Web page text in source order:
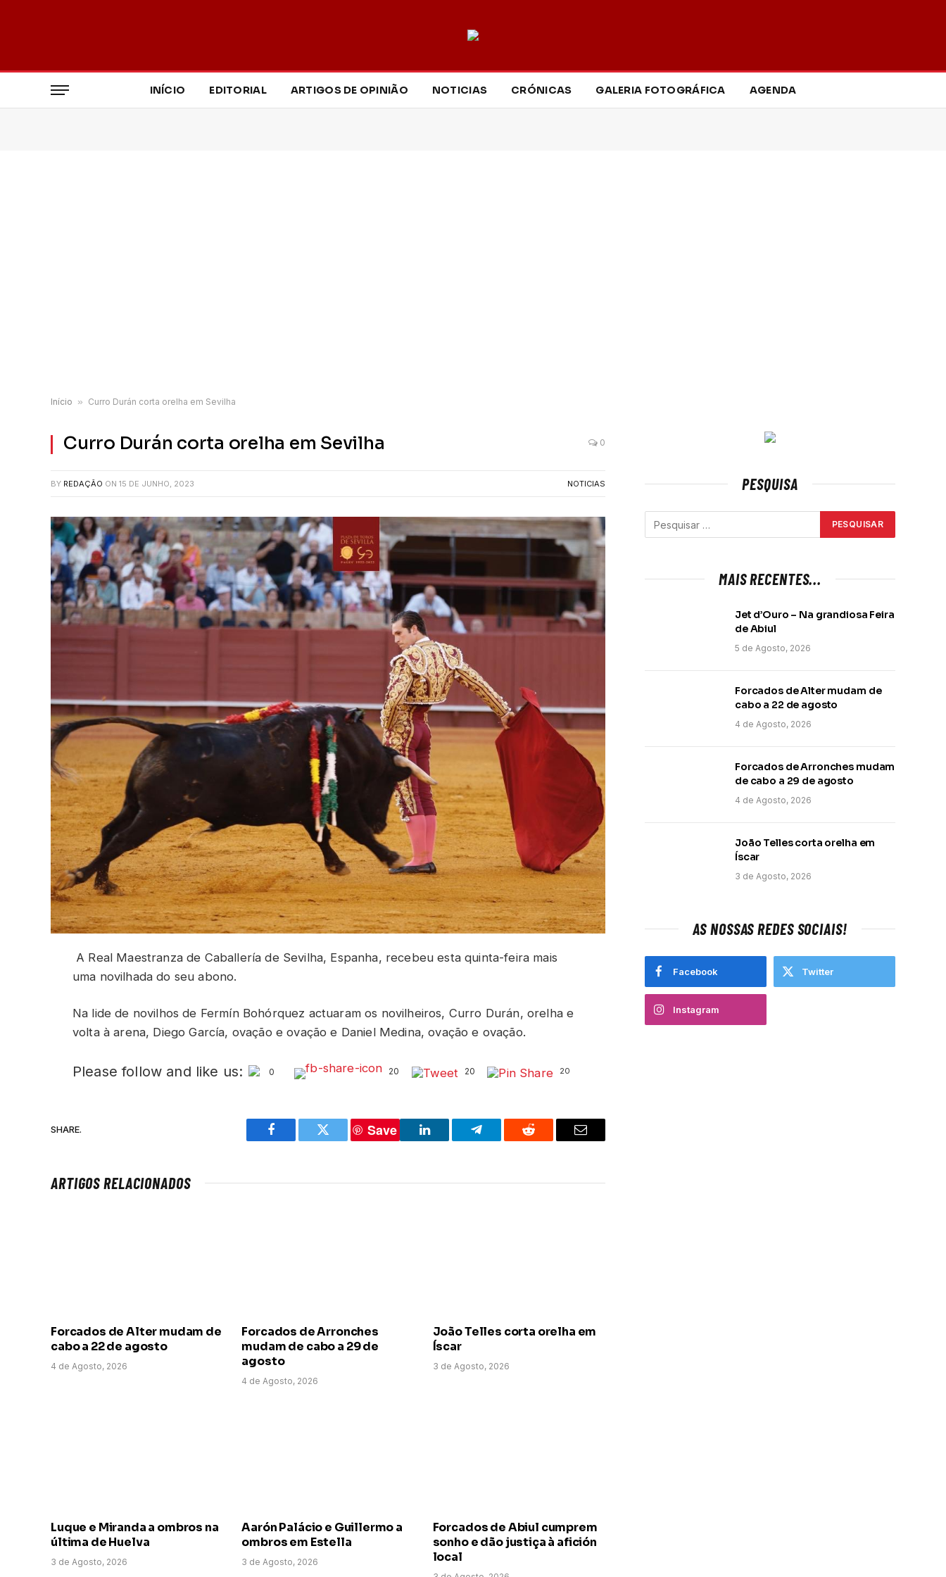
INÍCIO EDITORIAL ARTIGOS DE OPINIÃO NOTICIAS CRÓNICAS GALERIA FOTOGRÁFICA AGENDA
Início » Curro Durán corta orelha em Sevilha
Curro Durán corta orelha em Sevilha 0
BY REDAÇÃO ON 15 DE JUNHO, 2023 NOTICIAS
A Real Maestranza de Caballería de Sevilha, Espanha, recebeu esta quinta-feira mais
uma novilhada do seu abono.
Na lide de novilhos de Fermín Bohórquez actuaram os novilheiros, Curro Durán, orelha e
volta à arena, Diego García, ovação e ovação e Daniel Medina, ovação e ovação.
Please follow and like us: 0 20 20 20
SHARE.
Facebook Twitter
Save
LinkedIn Telegram Reddit Email
ARTIGOS RELACIONADOS
Forcados de Alter mudam de
cabo a 22 de agosto
4 de Agosto, 2026
Forcados de Arronches
mudam de cabo a 29 de
agosto
4 de Agosto, 2026
João Telles corta orelha em
Íscar
3 de Agosto, 2026
Luque e Miranda a ombros na
última de Huelva
3 de Agosto, 2026
Aarón Palácio e Guillermo a
ombros em Estella
3 de Agosto, 2026
Forcados de Abiul cumprem
sonho e dão justiça à afición
local
PESQUISA
MAIS RECENTES...
Jet d’Ouro – Na grandiosa Feira
de Abiul
5 de Agosto, 2026
Forcados de Alter mudam de
cabo a 22 de agosto
4 de Agosto, 2026
Forcados de Arronches mudam
de cabo a 29 de agosto
4 de Agosto, 2026
João Telles corta orelha em
Íscar
3 de Agosto, 2026
AS NOSSAS REDES SOCIAIS!
Facebook Twitter
Instagram